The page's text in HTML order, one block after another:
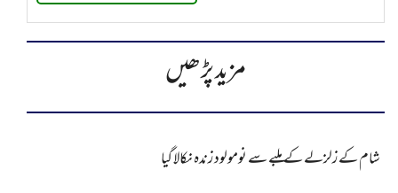
مزید پڑھیں
شام کے زلزلے کے ملبے سے نومولود زندہ نکالا گیا